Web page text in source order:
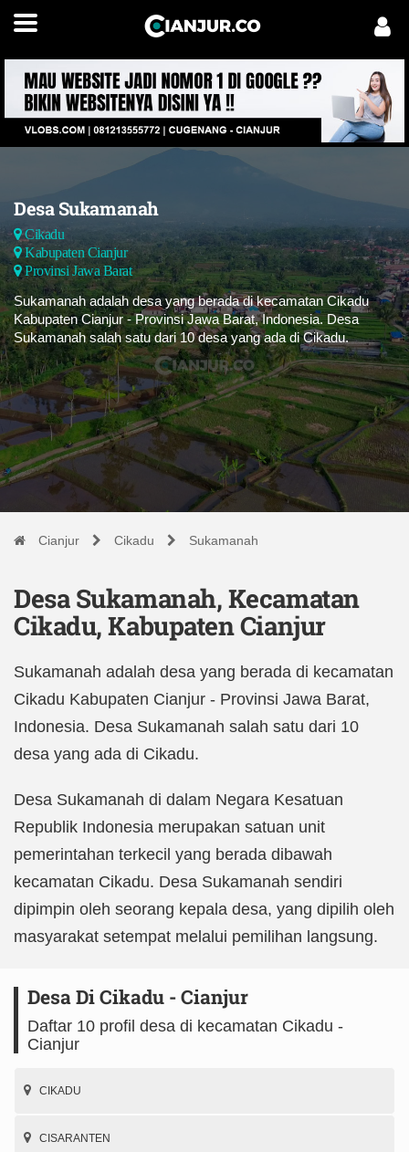
Desa Sukamanah
Cikadu
Kabupaten Cianjur
Provinsi Jawa Barat
Sukamanah adalah desa yang berada di kecamatan Cikadu
Kabupaten Cianjur - Provinsi Jawa Barat, Indonesia. Desa
Sukamanah salah satu dari 10 desa yang ada di Cikadu.
Cianjur Cikadu Sukamanah
Desa Sukamanah, Kecamatan
Cikadu, Kabupaten Cianjur
Sukamanah adalah desa yang berada di kecamatan
Cikadu Kabupaten Cianjur - Provinsi Jawa Barat,
Indonesia. Desa Sukamanah salah satu dari 10
desa yang ada di Cikadu.
Desa Sukamanah di dalam Negara Kesatuan
Republik Indonesia merupakan satuan unit
pemerintahan terkecil yang berada dibawah
kecamatan Cikadu. Desa Sukamanah sendiri
dipimpin oleh seorang kepala desa, yang dipilih oleh
masyarakat setempat melalui pemilihan langsung.
Desa Di Cikadu - Cianjur
Daftar 10 profil desa di kecamatan Cikadu -
Cianjur
CIKADU
CISARANTEN